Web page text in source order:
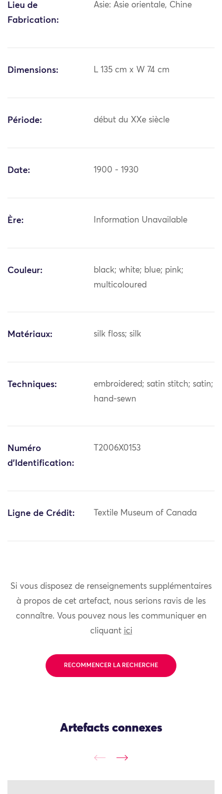
Lieu de
Fabrication:
Asie: Asie orientale, Chine
Dimensions: L 135 cm x W 74 cm
Période: début du XXe siècle
Date: 1900 - 1930
Ère: Information Unavailable
Couleur:
black; white; blue; pink;
multicoloured
Matériaux: silk floss; silk
Techniques:
embroidered; satin stitch; satin;
hand-sewn
Numéro
d'Identification:
T2006X0153
Ligne de Crédit: Textile Museum of Canada
Si vous disposez de renseignements supplémentaires
à propos de cet artefact, nous serions ravis de les
connaître. Vous pouvez nous les communiquer en
cliquant ici
RECOMMENCER LA RECHERCHE
Artefacts connexes